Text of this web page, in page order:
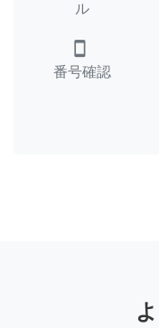
ル
smartphone
番号確認